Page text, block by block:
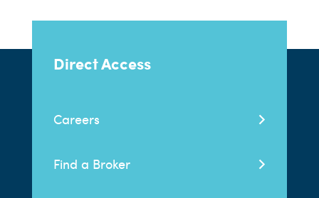
Direct Access
Careers
Find a Broker